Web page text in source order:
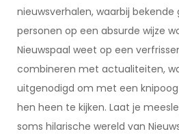
nieuwsverhalen, waarbij
personen op een absurde wijze
Nieuwspaal weet op een
combineren met actualiteiten,
uitgenodigd om met een
hen heen te kijken. Laat je
soms hilarische wereld van